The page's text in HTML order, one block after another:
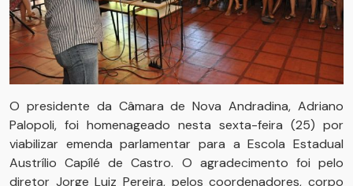
O presidente da Câmara de Nova Andradina, Adriano
Palopoli, foi homenageado nesta sexta-feira (25) por
viabilizar emenda parlamentar para a Escola Estadual
Austrílio Capílé de Castro. O agradecimento foi pelo
diretor Jorge Luiz Pereira, pelos coordenadores, corpo